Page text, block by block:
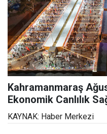
Kahramanmaraş
Ekonomik Canlılık
KAYNAK: Haber Merkezi